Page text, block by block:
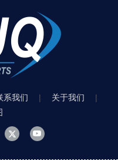
系我们 | 关于我们
|